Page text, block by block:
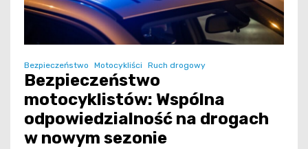
Bezpieczeństwo Motocykliści Ruch drogowy
Bezpieczeństwo
motocyklistów: Wspólna
odpowiedzialność na drogach
w nowym sezonie